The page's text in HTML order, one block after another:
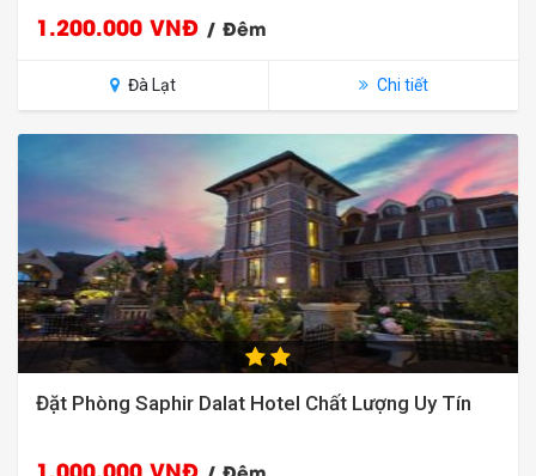
1.200.000 VNĐ / Đêm
Đà Lạt Chi tiết
Đặt Phòng Saphir Dalat Hotel Chất Lượng Uy Tín
1.000.000 VNĐ